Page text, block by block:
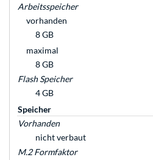
Arbeitsspeicher
vorhanden
8 GB
maximal
8 GB
Flash Speicher
4 GB
Speicher
Vorhanden
nicht verbaut
M.2 Formfaktor